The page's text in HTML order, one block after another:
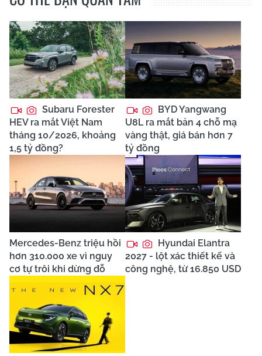
Subaru Forester
HEV ra mắt Việt Nam
tháng 10/2026, khoảng
1,5 tỷ đồng?
BYD Yangwang
U8L ra mắt bản 4 chỗ mạ
vàng thật, giá bán hơn 7
tỷ đồng
Mercedes-Benz triệu hồi
hơn 310.000 xe vì nguy
cơ tự trôi khi dừng đỗ
Hyundai Elantra
2027 - lột xác thiết kế và
công nghệ, từ 16.850 USD